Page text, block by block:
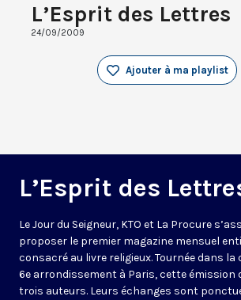
L’Esprit des Lettres
24/09/2009
Ajouter à ma playlist
L’Esprit des
Le Jour du Seigneur, KTO et La Procure
proposer le premier magazine mensuel
consacré au livre religieux. Tournée dans la
6e arrondissement à Paris, cette émission
trois auteurs. Leurs échanges sont